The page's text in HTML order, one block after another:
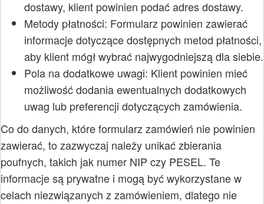
dostawy, klient powinien podać adres dostawy.
Metody płatności: Formularz powinien zawierać
informacje dotyczące dostępnych metod płatności,
aby klient mógł wybrać najwygodniejszą dla siebie.
Pola na dodatkowe uwagi: Klient powinien mieć
możliwość dodania ewentualnych dodatkowych
uwag lub preferencji dotyczących zamówienia.
Co do danych, które formularz zamówień nie powinien
zawierać, to zazwyczaj należy unikać zbierania
poufnych, takich jak numer NIP czy PESEL. Te
informacje są prywatne i mogą być wykorzystane w
celach niezwiązanych z zamówieniem, dlatego nie